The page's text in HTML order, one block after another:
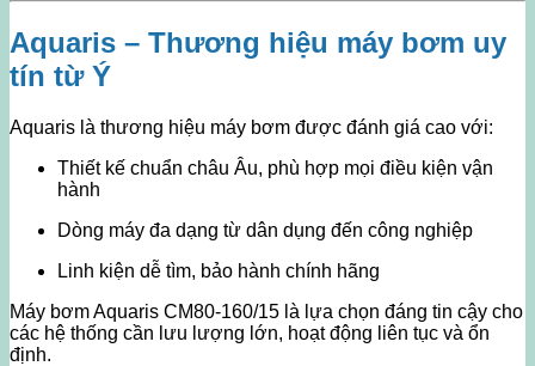
Aquaris – Thương hiệu máy bơm uy
tín từ Ý
Aquaris là thương hiệu máy bơm được đánh giá cao với:
Thiết kế chuẩn châu Âu, phù hợp mọi điều kiện vận
hành
Dòng máy đa dạng từ dân dụng đến công nghiệp
Linh kiện dễ tìm, bảo hành chính hãng
Máy bơm Aquaris CM80-160/15 là lựa chọn đáng tin cậy cho
các hệ thống cần lưu lượng lớn, hoạt động liên tục và ổn
định.